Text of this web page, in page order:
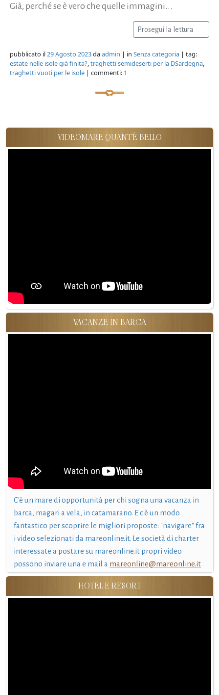
Già, perché se è vero che quelle immagini...
Prosegui la lettura
pubblicato il29 Agosto 2023daadmin | in Senza categoria | tag:
estate nelle isole già finita?,traghetti semideserti per la DSardegna,
traghetti vuoti per le isole | commenti: 1
VIDEOMARE QUANT'È BELLO
VACANZE IN BARCA
C'è un mare di opportunità per chi sogna una vacanza in
barca, magari a vela, in catamarano. E c'è un modo
fantastico per scoprire le migliori proposte: "navigare" fra
i video selezionati da mareonline.it. Le società di charter
interessate a postare su mareonline.it propri video
possono inviare una e mail a mareonline@mareonline.it
HOTEL E RESORT